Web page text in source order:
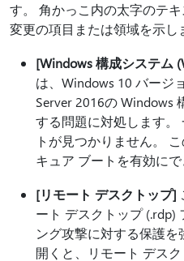
す。 角かっこ内の太字のテ
変更の項目または領域を示し
[Windows 構成システム
は、Windows 10 バージ
Server 2016の Windows
する問題に対処します。
トが見つかりません。
キュア ブートを有効にで
[リモート デスクトップ]
ート デスクトップ (.rdp)
ング攻撃に対する保護
開くと、リモート デス